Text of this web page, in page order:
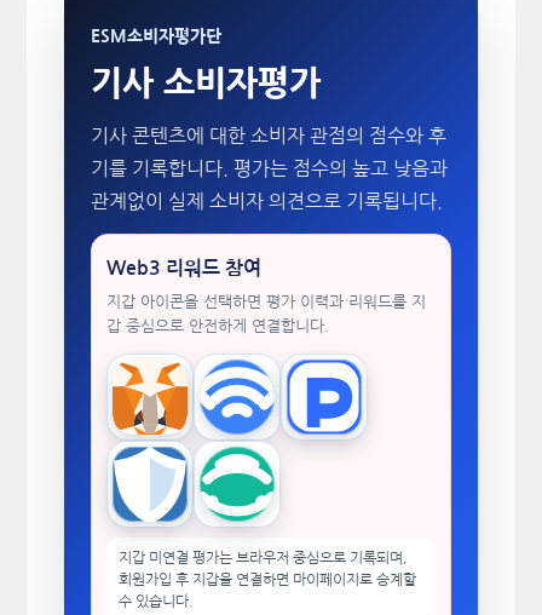
ESM소비자평가단
기사 소비자평가
기사 콘텐츠에 대한 소비자 관점의 점수와 후
기를 기록합니다. 평가는 점수의 높고 낮음과
관계없이 실제 소비자 의견으로 기록됩니다.
Web3 리워드 참여
지갑 아이콘을 선택하면 평가 이력과 리워드를 지
갑 중심으로 안전하게 연결합니다.
MetaMask WalletConnectTokenPocket
Trust Wallet imToken
지갑 미연결 평가는 브라우저 중심으로 기록되며,
회원가입 후 지갑을 연결하면 마이페이지로 승계할
수 있습니다.